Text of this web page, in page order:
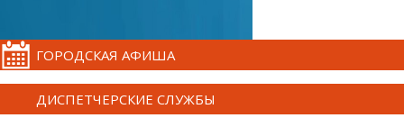
ГОРОДСКАЯ АФИША
ДИСПЕТЧЕРСКИЕ СЛУЖБЫ